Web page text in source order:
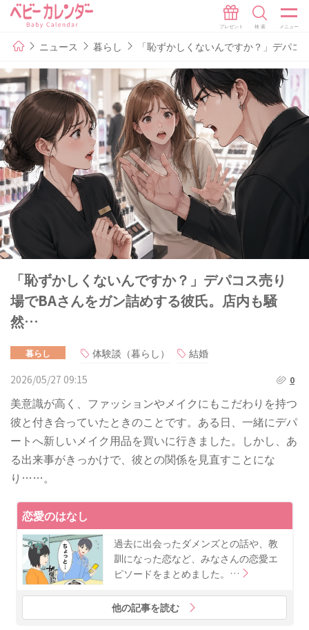
ニュース 暮らし 「恥ずかしくないんですか？」デパ
「恥ずかしくないんですか？」デパコス売り
場でBAさんをガン詰めする彼氏。店内も騒
然…
暮らし 体験談（暮らし）
結婚
2026/05/27 09:15
0
美意識が高く、ファッションやメイクにもこだわりを持つ
彼と付き合っていたときのことです。ある日、一緒にデパ
ートへ新しいメイク用品を買いに行きました。しかし、あ
る出来事がきっかけで、彼との関係を見直すことにな
り……。
恋愛のはなし
過去に出会ったダメンズとの話や、教
訓になった恋など、みなさんの恋愛エ
ピソードをまとめました。…
他の記事を読む